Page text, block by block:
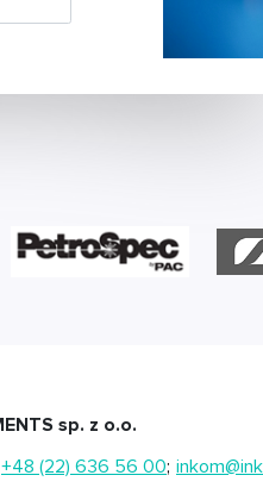
sp. z o.o.
+48 (22) 636 56 00;